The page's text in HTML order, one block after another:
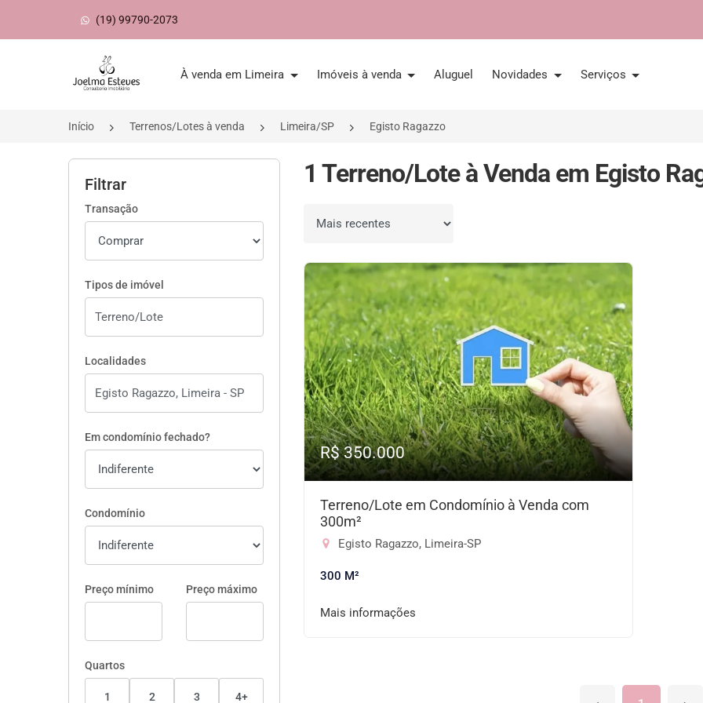
(19) 99790-2073
Página inicial
À venda em Limeira Imóveis à venda Aluguel Novidades Serviços
Início Terrenos/Lotes à venda Limeira/SP Egisto Ragazzo
Filtrar
Transação
Tipos de imóvel
Localidades
Em condomínio fechado?
Condomínio
Preço mínimo Preço máximo
Quartos
1 2 3 4+
1 Terreno/Lote à Venda em Egisto
Ordenar por
R$ 350.000
Terreno/Lote em Condomínio à Venda com
300m²
Egisto Ragazzo, Limeira-SP
300 M²
Mais informações